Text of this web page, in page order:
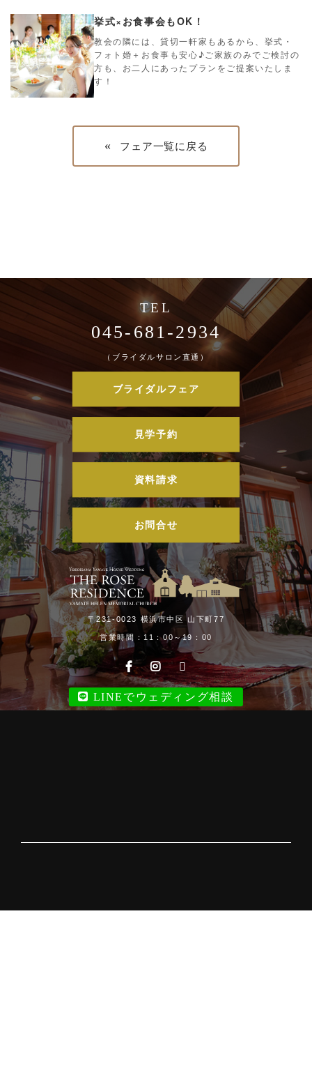
挙式×お食事会もOK！
教会の隣には、貸切一軒家もあるから、挙式・
フォト婚＋お食事も安心♪ご家族のみでご検討の
方も、お二人にあったプランをご提案いたしま
す！
« フェア一覧に戻る
045-681-2934
（ブライダルサロン直通）
ブライダルフェア
見学予約
資料請求
お問合せ
〒231-0023 横浜市中区 山下町77
営業時間：11：00～19：00
LINEでウェディング相談